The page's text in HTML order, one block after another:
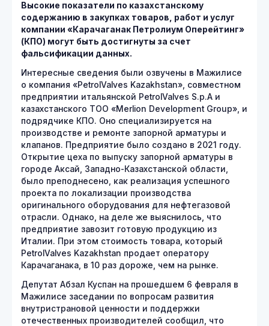
Высокие показатели по казахстанскому
содержанию в закупках товаров, работ и услуг
компании «Карачаганак Петролиум Оперейтинг»
(КПО) могут быть достигнуты за счет
фальсификации данных.
Интересные сведения были озвучены в Мажилисе
о компания «PetrolValves Kazakhstan», совместном
предприятии итальянской PetrolValves S.p.A и
казахстанского ТОО «Merlion Development Group», и
подрядчике КПО. Оно специализируется на
производстве и ремонте запорной арматуры и
клапанов. Предприятие было создано в 2021 году.
Открытие цеха по выпуску запорной арматуры в
городе Аксай, Западно-Казахстанской области,
было преподнесено, как реализация успешного
проекта по локализации производства
оригинального оборудования для нефтегазовой
отрасли. Однако, на деле же выяснилось, что
предприятие завозит готовую продукцию из
Италии. При этом стоимость товара, который
PetrolValves Kazakhstan продает оператору
Карачаганака, в 10 раз дороже, чем на рынке.
Депутат Абзал Куспан на прошедшем 6 февраля в
Мажилисе заседании по вопросам развития
внутристрановой ценности и поддержки
отечественных производителей сообщил, что